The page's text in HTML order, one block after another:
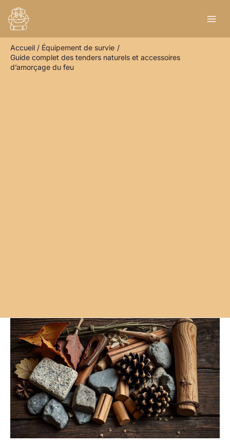
contenu
Accueil
Équipement de survie
Guide complet des tenders naturels et accessoires
d’amorçage du feu
e
h
e